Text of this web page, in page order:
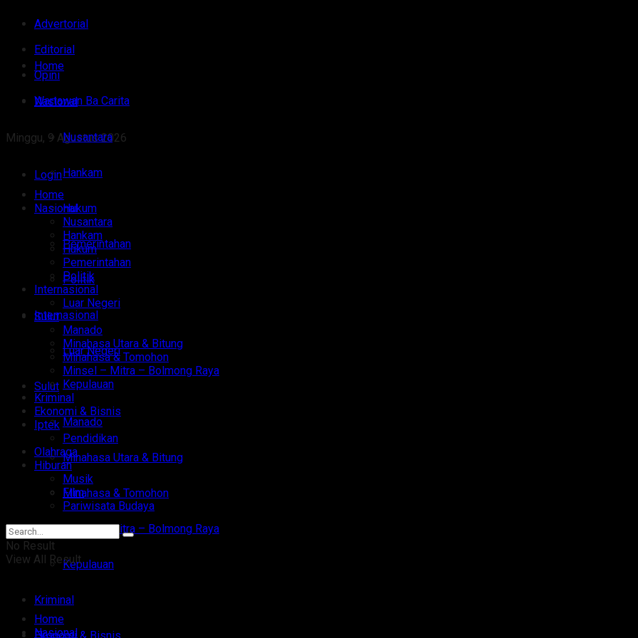
Advertorial
Editorial
Opini
Wartawan Ba Carita
Minggu, 9 Agustus 2026
Login
Home
Nasional
Nusantara
Hankam
Hukum
Pemerintahan
Politik
Internasional
Luar Negeri
Sulut
Manado
Minahasa Utara & Bitung
Minahasa & Tomohon
Minsel – Mitra – Bolmong Raya
Kepulauan
Kriminal
Home
Nasional
Nusantara
Hankam
Hukum
Pemerintahan
Politik
Internasional
Luar Negeri
Sulut
Manado
Minahasa Utara & Bitung
Minahasa & Tomohon
Minsel – Mitra – Bolmong Raya
Kepulauan
Kriminal
Ekonomi & Bisnis
Iptek
Pendidikan
Olahraga
Hiburan
Musik
Film
Pariwisata Budaya
No Result
View All Result
Home
Nasional